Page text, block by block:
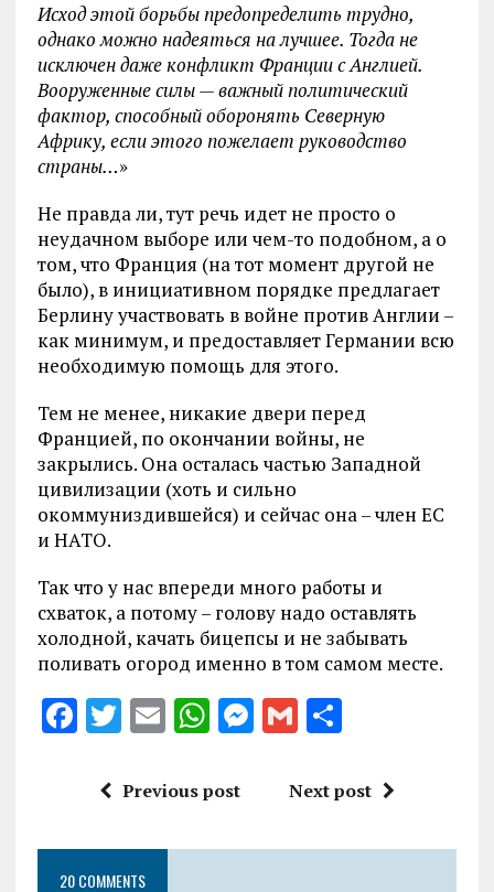
Исход этой борьбы предопределить трудно,
однако можно надеяться на лучшее. Тогда не
исключен даже конфликт Франции с Англией.
Вооруженные силы — важный политический
фактор, способный оборонять Северную
Африку, если этого пожелает руководство
страны…»
Не правда ли, тут речь идет не просто о
неудачном выборе или чем-то подобном, а о
том, что Франция (на тот момент другой не
было), в инициативном порядке предлагает
Берлину участвовать в войне против Англии –
как минимум, и предоставляет Германии всю
необходимую помощь для этого.
Тем не менее, никакие двери перед
Францией, по окончании войны, не
закрылись. Она осталась частью Западной
цивилизации (хоть и сильно
окоммуниздившейся) и сейчас она – член ЕС
и НАТО.
Так что у нас впереди много работы и
схваток, а потому – голову надо оставлять
холодной, качать бицепсы и не забывать
поливать огород именно в том самом месте.
F
ce
o
T
it
r
E
ai
W
at
A
M
g
G
ai
S
a
Previous post Next post
20 COMMENTS